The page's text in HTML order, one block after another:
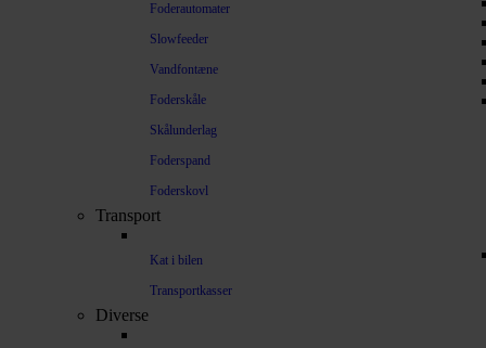
Foderautomater
Slowfeeder
Vandfontæne
Foderskåle
Skålunderlag
Foderspand
Foderskovl
Transport
Kat i bilen
Transportkasser
Diverse